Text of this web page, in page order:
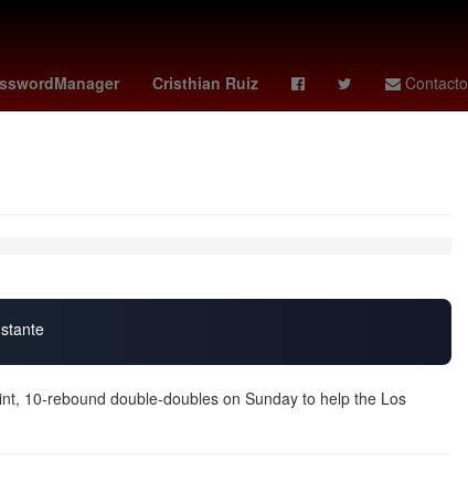
Cristhian Ruiz Contacto
Wars Cartagena de Indias Venezolanos América
10-rebound double-doubles on Sunday to help the Los